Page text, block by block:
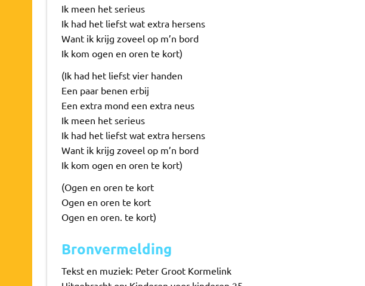
Ik meen het serieus
Ik had het liefst wat extra hersens
Want ik krijg zoveel op m’n bord
Ik kom ogen en oren te kort)
(Ik had het liefst vier handen
Een paar benen erbij
Een extra mond een extra neus
Ik meen het serieus
Ik had het liefst wat extra hersens
Want ik krijg zoveel op m’n bord
Ik kom ogen en oren te kort)
(Ogen en oren te kort
Ogen en oren te kort
Ogen en oren. te kort)
Bronvermelding
Tekst en muziek: Peter Groot Kormelink